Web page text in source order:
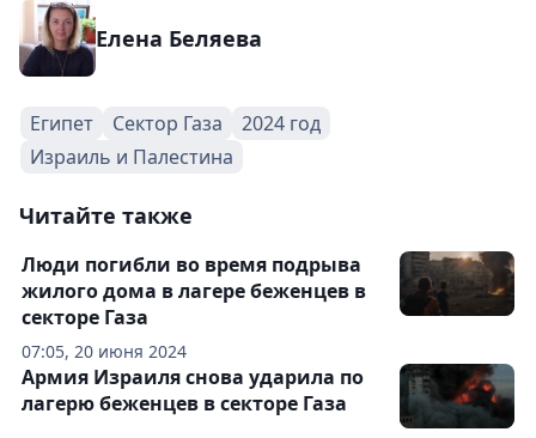
Елена Беляева
Египет Сектор Газа
2024 год
Израиль и Палестина
Читайте также
07:05, 20 июня 2024
Люди погибли во время подрыва
жилого дома в лагере беженцев в
секторе Газа
Армия Израиля снова ударила по
лагерю беженцев в секторе Газа